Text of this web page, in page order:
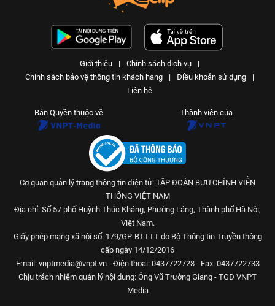
Giới thiệu | Chính sách dịch vụ
|
Chính sách bảo vệ thông tin khách hàng
| Điều khoản sử dụng
|
Liên hệ
Bản Quyền thuộc về Thành viên của
Cơ quan quản lý trang thông tin điện tử: TẬP ĐOÀN BƯU CHÍNH VIỄN
THÔNG VIỆT NAM
Địa chỉ: Số 57 phố Huỳnh Thúc Kháng, Phường Láng, Thành phố Hà Nội,
Việt Nam.
Giấy phép mạng xã hội số: 179/GP-BTTTT do Bộ Thông tin Truyền thông
cấp ngày 14/12/2016
Email: vnptmedia@vnpt.vn - Điện thoại: 0437722728 - Fax: 0437722733
Chịu trách nhiệm quản lý nội dung: Ông Vũ Trường Giang - TGĐ VNPT
Media